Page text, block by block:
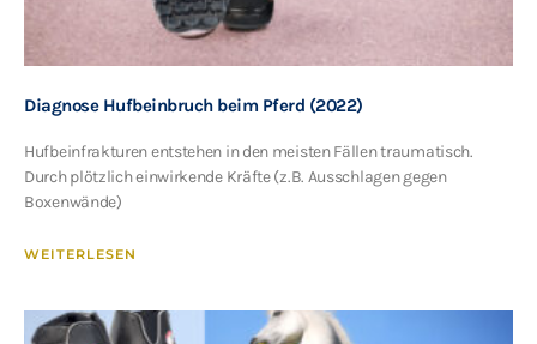
Diagnose Hufbeinbruch beim Pferd (2022)
Hufbeinfrakturen entstehen in den meisten Fällen traumatisch.
Durch plötzlich einwirkende Kräfte (z.B. Ausschlagen gegen
Boxenwände)
WEITERLESEN